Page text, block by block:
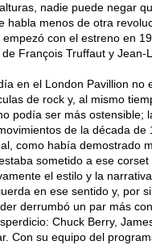
nadie puede negar
habla menos de otra
con el estreno en
François Truffaut y
en el London Pavillion
de rock y, al mismo
podía ser más ostensible;
de la década
como había demostrado
sometido a ese
el estilo y la
en ese sentido y, por
derrumbó un par más
Chuck Berry,
Con su equipo del